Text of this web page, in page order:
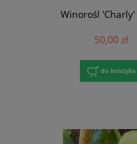
Winorośl 'Charly'
50,00 zł
do koszyka